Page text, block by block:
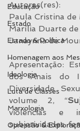
Educação
Estado
Estado & Política
Homenagem aos
Ideologia
Luta de Classes
Marxologia
Opressão &
Autoras(res):
Paula Cristina de
Marília Duarte de
Janaynna de
Apresentação:
dos Anais do
Diversidade
volume 2, “
violências e
subjetividades